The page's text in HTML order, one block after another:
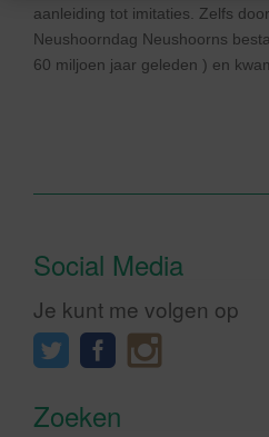
aanleiding tot imitaties. Zelfs
Neushoorndag Neushoorns
60 miljoen jaar geleden ) en
Social Media
Je kunt me volgen op
Zoeken